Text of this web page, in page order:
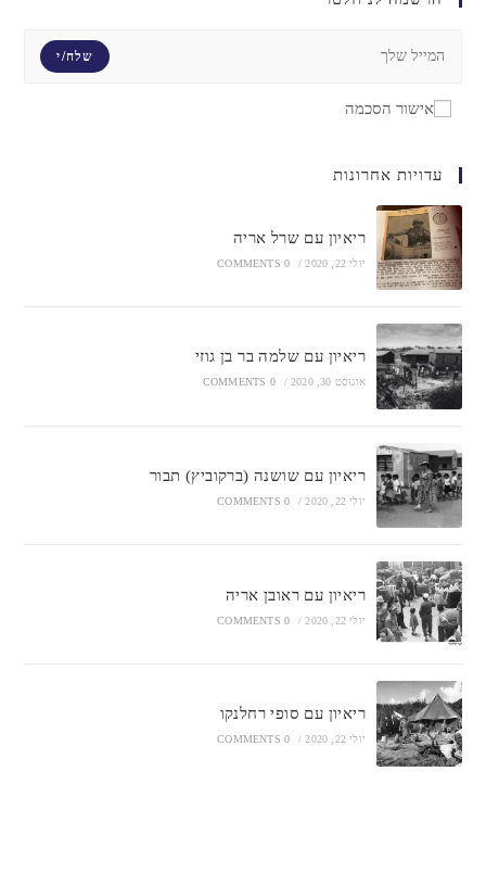
שלח/י
אישור הסכמה
עדויות אחרונות
ריאיון עם שרל אריה
יולי 22, 2020 /
0 COMMENTS
ריאיון עם שלמה בר בן גוזי
אוגוסט 30, 2020 /
0 COMMENTS
ריאיון עם שושנה (ברקוביץ) תבור
יולי 22, 2020 /
0 COMMENTS
ריאיון עם ראובן אריה
יולי 22, 2020 /
0 COMMENTS
ריאיון עם סופי רחלנקו
יולי 22, 2020 /
0 COMMENTS